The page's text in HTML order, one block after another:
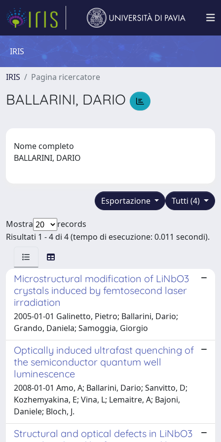
IRIS
IRIS Pagina ricercatore
BALLARINI, DARIO
Nome completo
BALLARINI, DARIO
Tutti (4)
Esportazione
Mostra
records
Risultati 1 - 4 di 4 (tempo di esecuzione: 0.011 secondi).
Microstructural modification of LiNbO3
crystals induced by femtosecond laser
irradiation
2005-01-01 Galinetto, Pietro; Ballarini, Dario;
Grando, Daniela; Samoggia, Giorgio
Optically induced ultrafast quenching of
the semiconductor quantum well
luminescence
2008-01-01 Amo, A; Ballarini, Dario; Sanvitto, D;
Kozhemyakina, E; Vina, L; Lemaitre, A; Bajoni,
Daniele; Bloch, J.
Structural and optical defects in LiNbO3